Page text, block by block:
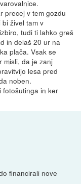
precej v tem gozdu
živel tam v
tudi ti lahko greš
in delaš 20 ur na
plača. Vsak se
misli, da je zanj
lesa pred
noben.
fotošutinga in ker
financirali nove